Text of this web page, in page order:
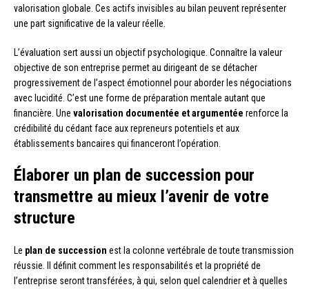
valorisation globale. Ces actifs invisibles au bilan peuvent représenter
une part significative de la valeur réelle.
L’évaluation sert aussi un objectif psychologique. Connaître la valeur
objective de son entreprise permet au dirigeant de se détacher
progressivement de l’aspect émotionnel pour aborder les négociations
avec lucidité. C’est une forme de préparation mentale autant que
financière. Une valorisation documentée et argumentée renforce la
crédibilité du cédant face aux repreneurs potentiels et aux
établissements bancaires qui financeront l’opération.
Élaborer un plan de succession pour
transmettre au mieux l’avenir de votre
structure
Le plan de succession est la colonne vertébrale de toute transmission
réussie. Il définit comment les responsabilités et la propriété de
l’entreprise seront transférées, à qui, selon quel calendrier et à quelles